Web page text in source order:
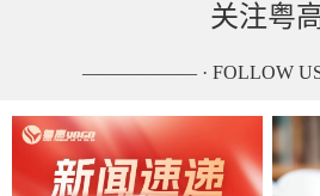
关注粤
—————— · FOLLOW